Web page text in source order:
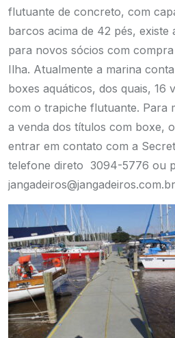
flutuante de concreto, com
barcos acima de 42 pés, existe
para novos sócios com
Ilha. Atualmente a marina
boxes aquáticos, dos quais, 16
com o trapiche flutuante. Para
a venda dos títulos com boxe,
entrar em contato com a
telefone direto 3094-5776 ou